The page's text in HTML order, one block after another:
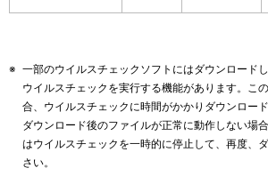
※ 一部のウイルスチェックソフトにはダウンロード
ウイルスチェックを実行する機能があります。こ
合、ウイルスチェックに時間がかかりダウンロー
ダウンロード後のファイルが正常に動作しない場
はウイルスチェックを一時的に停止して、再度、
さい。